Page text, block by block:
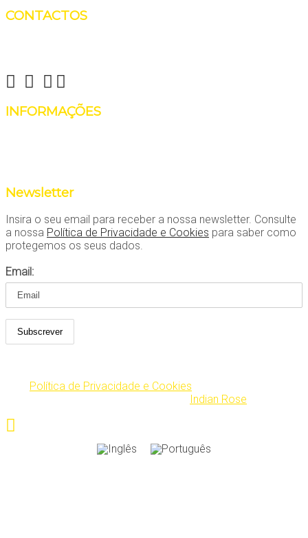
CONTACTOS
INFORMAÇÕES
Newsletter
Insira o seu email para receber a nossa newsletter. Consulte
a nossa Política de Privacidade e Cookies para saber como
protegemos os seus dados.
Email:
Política de Privacidade e Cookies
Indian Rose